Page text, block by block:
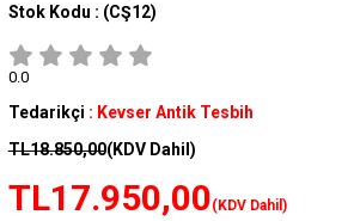
Stok Kodu : (CŞ12)
0.0
Tedarikçi : Kevser Antik Tesbih
TL18.850,00(KDV Dahil)
TL17.950,00(KDV Dahil)